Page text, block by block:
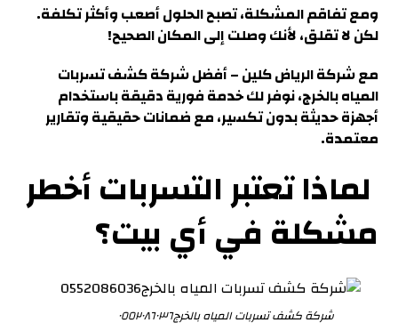
ومع تفاقم المشكلة، تصبح الحلول أصعب وأكثر تكلفة.
لكن لا تقلق، لأنك وصلت إلى المكان الصحيح!
مع شركة الرياض كلين –أفضل شركة كشف تسربات
المياه بالخرج، نوفر لك خدمة فورية دقيقة باستخدام
أجهزة حديثة بدون تكسير، مع ضمانات حقيقية وتقارير
معتمدة.
لماذا تعتبر التسربات أخطر
مشكلة في أي بيت؟
شركة كشف تسربات المياه بالخرج٠٥٥٢٠٨٦٠٣٦